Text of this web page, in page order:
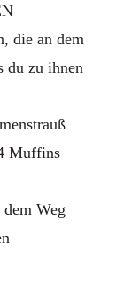
die an dem
du zu ihnen
Muffins
Weg